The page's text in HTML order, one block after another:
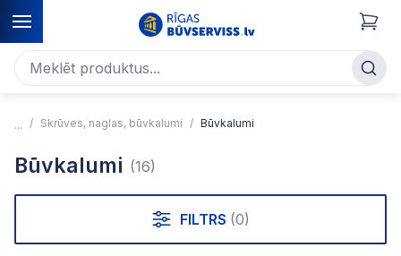
Skrūves, naglas, būvkalumi Būvkalumi
Būvkalumi (16)
FILTRS (0)